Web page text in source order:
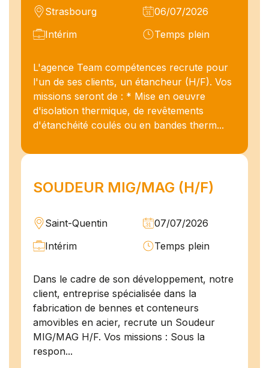
Strasbourg
06/07/2026
Intérim
Temps plein
L'agence Team compétences recrute pour
l'un de ses clients, un étancheur (H/F). Vos
missions seront de : * Mise en oeuvre
d'isolation thermique, de revêtements
d'étanchéité coulés ou en bandes therm...
SOUDEUR MIG/MAG (H/F)
Saint-Quentin
07/07/2026
Intérim
Temps plein
Dans le cadre de son développement, notre
client, entreprise spécialisée dans la
fabrication de bennes et conteneurs
amovibles en acier, recrute un Soudeur
MIG/MAG H/F. Vos missions : Sous la
respon...